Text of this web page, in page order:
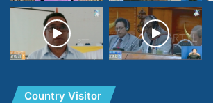
Country Visitor